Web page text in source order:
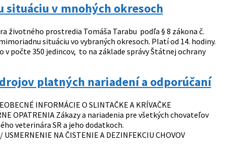
v mnohých okresoch
životného prostredia Tomáša Tarabu podľa § 8 zákona č.
situáciu vo vybraných okresoch. Platí od 14. hodiny.
počte 350 jedincov, to na základe správy Štátnej ochrany
platných nariadení a odporúčaní
INFORMÁCIE O SLINTAČKE A KRÍVAČKE
OPATRENIA Zákazy a nariadenia pre všetkých chovateľov
veterinára SR a jeho dodatkoch.
NA ČISTENIE A DEZINFEKCIU CHOVOV